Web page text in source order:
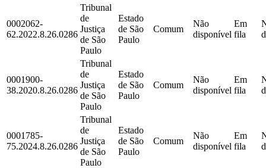
0002062-
62.2022.8.26.0286
Tribunal
de
Justiça
de São
Paulo
Estado
de São
Paulo
Comum
Não
disponível
Em
fila
0001900-
38.2020.8.26.0286
Tribunal
de
Justiça
de São
Paulo
Estado
de São
Paulo
Comum
Não
disponível
Em
fila
0001785-
75.2024.8.26.0286
Tribunal
de
Justiça
de São
Paulo
Estado
de São
Paulo
Comum
Não
disponível
Em
fila